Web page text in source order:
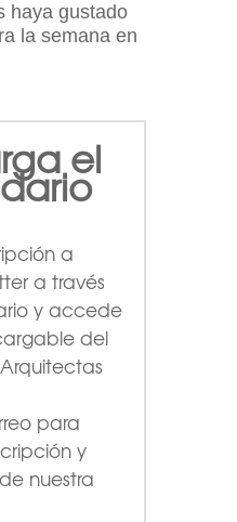
haya gustado
la semana en
el
a
a través
y accede
del
para
y
nuestra